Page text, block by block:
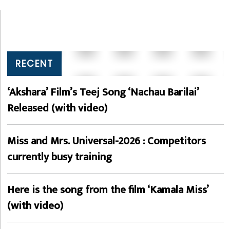
RECENT
‘Akshara’ Film’s Teej Song ‘Nachau Barilai’
Released (with video)
Miss and Mrs. Universal-2026 : Competitors
currently busy training
Here is the song from the film ‘Kamala Miss’
(with video)